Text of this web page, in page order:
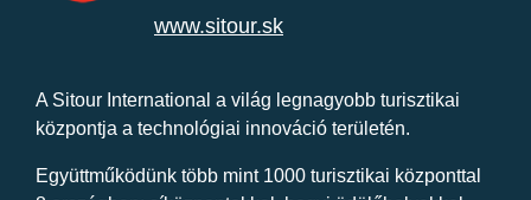
www.sitour.sk
A Sitour International a világ legnagyobb turisztikai
központja a technológiai innováció területén.
Együttműködünk több mint 1000 turisztikai központtal